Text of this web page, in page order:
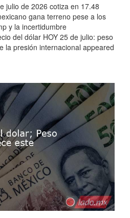
julio de 2026 cotiza en 17.48
gana terreno pese a los
y la incertidumbre
del dólar HOY 25 de julio: peso
la presión internacional appeared